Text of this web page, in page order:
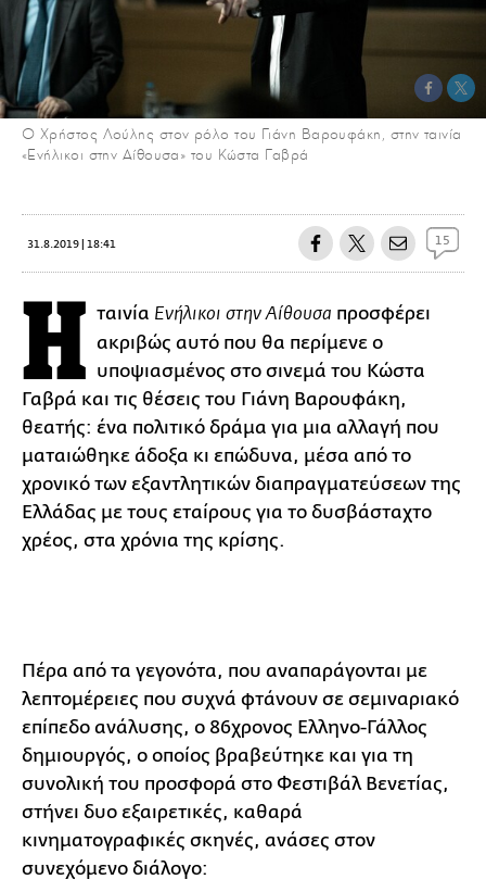
Ο Χρήστος Λούλης στον ρόλο του Γιάνη Βαρουφάκη, στην ταινία
«Ενήλικοι στην Αίθουσα» του Κώστα Γαβρά
31.8.2019 | 18:41 15
Η ταινία Ενήλικοι στην Αίθουσα προσφέρει
ακριβώς αυτό που θα περίμενε ο
υποψιασμένος στο σινεμά του Κώστα
Γαβρά και τις θέσεις του Γιάνη Βαρουφάκη,
θεατής: ένα πολιτικό δράμα για μια αλλαγή που
ματαιώθηκε άδοξα κι επώδυνα, μέσα από το
χρονικό των εξαντλητικών διαπραγματεύσεων της
Ελλάδας με τους εταίρους για το δυσβάσταχτο
χρέος, στα χρόνια της κρίσης.
Πέρα από τα γεγονότα, που αναπαράγονται με
λεπτομέρειες που συχνά φτάνουν σε σεμιναριακό
επίπεδο ανάλυσης, ο 86χρονος Ελληνο-Γάλλος
δημιουργός, ο οποίος βραβεύτηκε και για τη
συνολική του προσφορά στο Φεστιβάλ Βενετίας,
στήνει δυο εξαιρετικές, καθαρά
κινηματογραφικές σκηνές, ανάσες στον
συνεχόμενο διάλογο: